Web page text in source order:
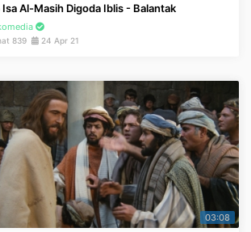
Al-Masih Digoda Iblis - Balantak
839 24 Apr 21
03:08